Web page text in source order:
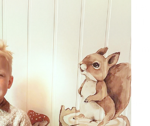
sondern bieten auch ein
diejenigen, die ihrem Zuhause
Registerkarte "Sonderbestellung",
unsere Tapetenkollektion an!
Sonderanfertigungen, kontaktieren